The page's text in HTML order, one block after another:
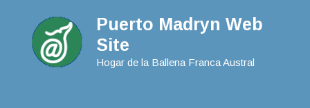
Puerto Madryn Web
Site
Hogar de la Ballena Franca Austral